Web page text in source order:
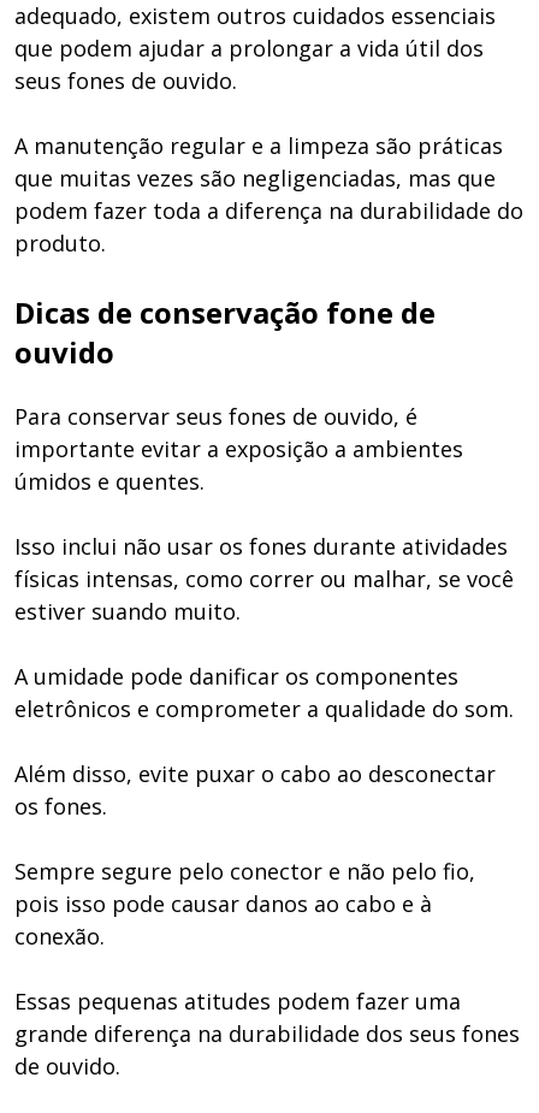
adequado, existem outros cuidados essenciais
que podem ajudar a prolongar a vida útil dos
seus fones de ouvido.
A manutenção regular e a limpeza são práticas
que muitas vezes são negligenciadas, mas que
podem fazer toda a diferença na durabilidade do
produto.
Dicas de conservação fone de
ouvido
Para conservar seus fones de ouvido, é
importante evitar a exposição a ambientes
úmidos e quentes.
Isso inclui não usar os fones durante atividades
físicas intensas, como correr ou malhar, se você
estiver suando muito.
A umidade pode danificar os componentes
eletrônicos e comprometer a qualidade do som.
Além disso, evite puxar o cabo ao desconectar
os fones.
Sempre segure pelo conector e não pelo fio,
pois isso pode causar danos ao cabo e à
conexão.
Essas pequenas atitudes podem fazer uma
grande diferença na durabilidade dos seus fones
de ouvido.